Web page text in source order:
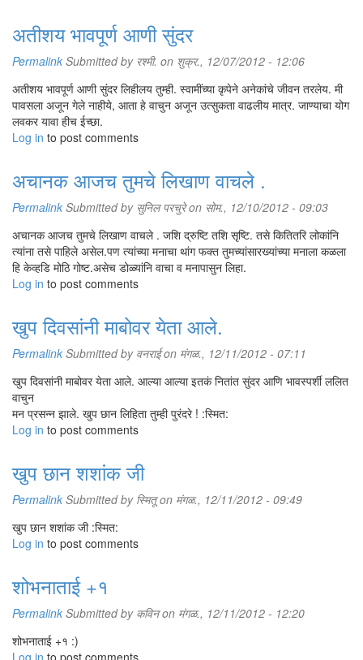
अतीशय भावपूर्ण आणी सुंदर
Permalink Submitted by रश्मी. on शुक्र., 12/07/2012 - 12:06
अतीशय भावपूर्ण आणी सुंदर लिहीलय तुम्ही. स्वामींच्या कृपेने अनेकांचे जीवन तरलेय. मी
पावसला अजून गेले नाहीये, आता हे वाचुन अजून उत्सुकता वाढलीय मात्र. जाण्याचा योग
लवकर यावा हीच ईच्छा.
Log in to post comments
अचानक आजच तुमचे लिखाण वाचले .
Permalink Submitted by सुनिल परचुरेon सोम., 12/10/2012 - 09:03
अचानक आजच तुमचे लिखाण वाचले . जशि द्रुष्टि तशि सृष्टि. तसे कितितरि लोकांनि
त्यांना तसे पाहिले असेल.पण त्यांच्या मनाचा थांग फक्त तुमच्यांसारख्यांच्या मनाला कळला
हि केव्हडि मोठि गोष्ट.असेच डोळ्यांनि वाचा व मनापासुन लिहा.
Log in to post comments
खुप दिवसांनी माबोवर येता आले.
Permalink Submitted by वनराईon मंगळ., 12/11/2012 - 07:11
खुप दिवसांनी माबोवर येता आले. आल्या आल्या इतकं नितांत सुंदर आणि भावस्पर्शी ललित
वाचुन
मन प्रसन्न झाले. खुप छान लिहिता तुम्ही पुरंदरे ! :स्मित:
Log in to post comments
खुप छान शशांक जी
Permalink Submitted by स्मितूon मंगळ., 12/11/2012 - 09:49
खुप छान शशांक जी :स्मित:
Log in to post comments
शोभनाताई +१
Permalink Submitted by कविनon मंगळ., 12/11/2012 - 12:20
शोभनाताई +१ :)
Log in to post comments